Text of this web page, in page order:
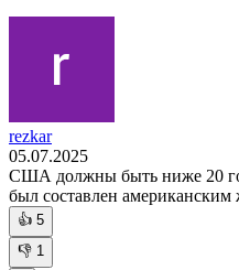
rezkar
05.07.2025
США должны быть ниже 20 го
был составлен американским
👍 5
👎 1